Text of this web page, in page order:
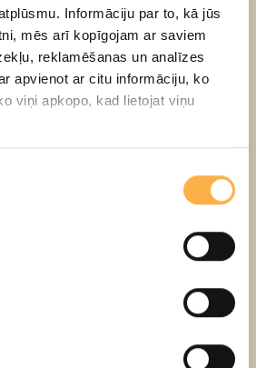
Informāciju par to, kā jūs
mēs arī kopīgojam ar saviem
reklamēšanas un analīzes
apvienot ar citu informāciju, ko
viņi apkopo, kad lietojat viņu